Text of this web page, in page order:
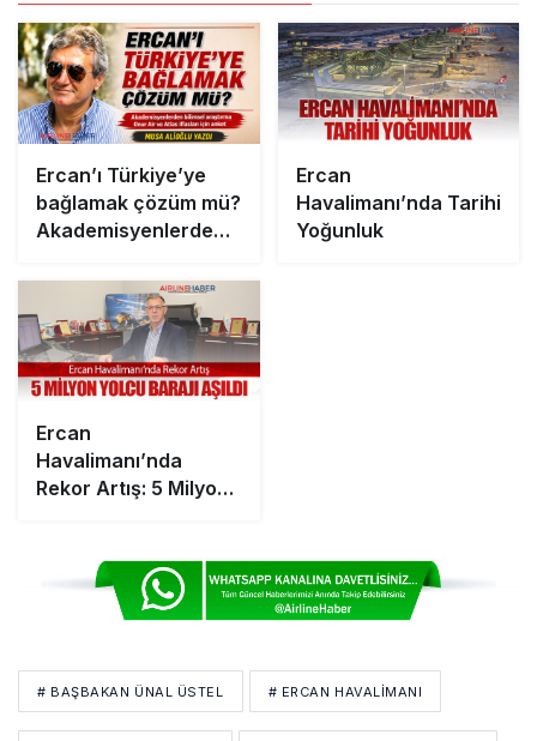
Ercan’ı Türkiye’ye
bağlamak çözüm mü?
Akademisyenlerden
Onur Air ve Atlas
iflasları için anket
Ercan
Havalimanı’nda Tarihi
Yoğunluk
Ercan
Havalimanı’nda
Rekor Artış: 5 Milyon
# BAŞBAKAN ÜNAL ÜSTEL # ERCAN HAVALIMANI